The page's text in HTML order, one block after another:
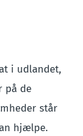
i udlandet,
på de
står
hjælpe.